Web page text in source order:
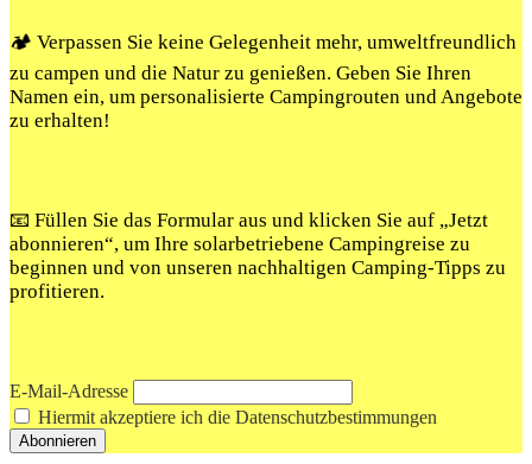
🏕️ Verpassen Sie keine Gelegenheit mehr, umweltfreundlich
zu campen und die Natur zu genießen. Geben Sie Ihren
Namen ein, um personalisierte Campingrouten und Angebote
zu erhalten!
📧 Füllen Sie das Formular aus und klicken Sie auf „Jetzt
abonnieren“, um Ihre solarbetriebene Campingreise zu
beginnen und von unseren nachhaltigen Camping-Tipps zu
profitieren.
E-Mail-Adresse
Hiermit akzeptiere ich die Datenschutzbestimmungen